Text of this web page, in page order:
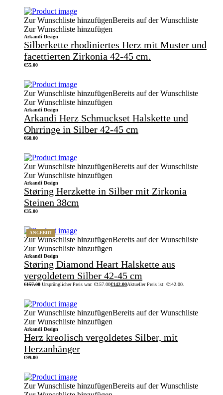
Zur Wunschliste hinzufügenBereits auf der Wunschliste
Zur Wunschliste hinzufügen
Arkandi Design
Silberkette rhodiniertes Herz mit Muster und
facettierten Zirkonia 42-45 cm.
€55.00
Zur Wunschliste hinzufügenBereits auf der Wunschliste
Zur Wunschliste hinzufügen
Arkandi Design
Arkandi Herz Schmuckset Halskette und
Ohrringe in Silber 42-45 cm
€60.00
Zur Wunschliste hinzufügenBereits auf der Wunschliste
Zur Wunschliste hinzufügen
Arkandi Design
Støring Herzkette in Silber mit Zirkonia
Steinen 38cm
€35.00
ANGEBOT
Zur Wunschliste hinzufügenBereits auf der Wunschliste
Zur Wunschliste hinzufügen
Arkandi Design
Støring Diamond Heart Halskette aus
vergoldetem Silber 42-45 cm
€157.00 Ursprünglicher Preis war: €157.00€142.00Aktueller Preis ist: €142.00.
Zur Wunschliste hinzufügenBereits auf der Wunschliste
Zur Wunschliste hinzufügen
Arkandi Design
Herz kreolisch vergoldetes Silber, mit
Herzanhänger
€99.00
Zur Wunschliste hinzufügenBereits auf der Wunschliste